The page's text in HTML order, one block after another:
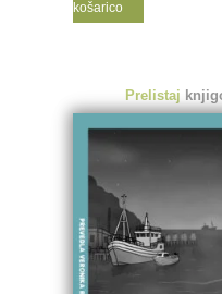
ZGODB
košarico
Prelistaj